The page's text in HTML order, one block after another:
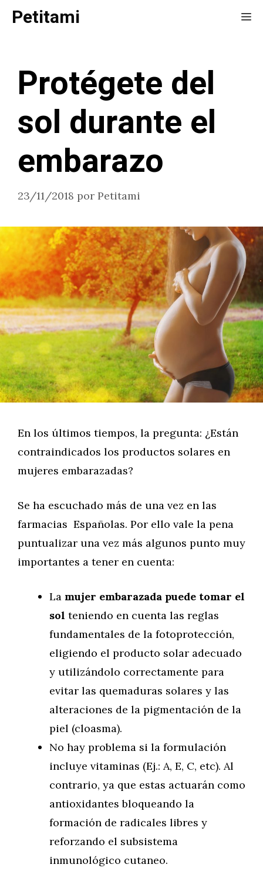
SaltarPetitami
Protégete del
sol durante el
embarazo
23/11/2018 por Petitami
En los últimos tiempos, la pregunta: ¿Están
contraindicados los productos solares en
mujeres embarazadas?
Se ha escuchado más de una vez en las
farmacias Españolas. Por ello vale la pena
puntualizar una vez más algunos punto muy
importantes a tener en cuenta:
La mujer embarazada puede tomar el
sol teniendo en cuenta las reglas
fundamentales de la fotoprotección,
eligiendo el producto solar adecuado
y utilizándolo correctamente para
evitar las quemaduras solares y las
alteraciones de la pigmentación de la
piel (cloasma).
No hay problema si la formulación
incluye vitaminas (Ej.: A, E, C, etc). Al
contrario, ya que estas actuarán como
antioxidantes bloqueando la
formación de radicales libres y
reforzando el subsistema
inmunológico cutaneo.